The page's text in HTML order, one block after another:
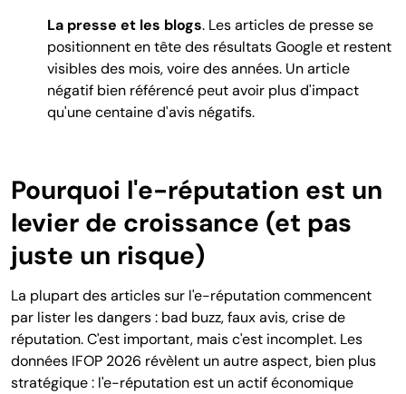
La presse et les blogs. Les articles de presse se
positionnent en tête des résultats Google et restent
visibles des mois, voire des années. Un article
négatif bien référencé peut avoir plus d'impact
qu'une centaine d'avis négatifs.
Pourquoi l'e-réputation est un
levier de croissance (et pas
juste un risque)
La plupart des articles sur l'e-réputation commencent
par lister les dangers : bad buzz, faux avis, crise de
réputation. C'est important, mais c'est incomplet. Les
données IFOP 2026 révèlent un autre aspect, bien plus
stratégique : l'e-réputation est un actif économique